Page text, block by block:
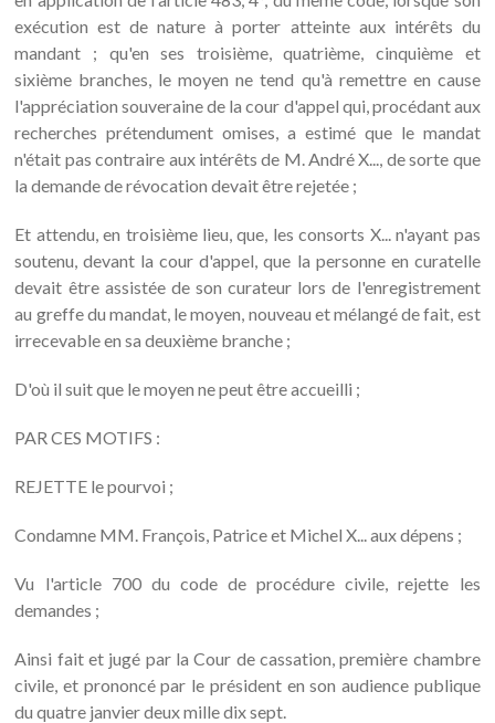
exécution est de nature à porter atteinte aux intérêts du
mandant ; qu'en ses troisième, quatrième, cinquième et
sixième branches, le moyen ne tend qu'à remettre en cause
l'appréciation souveraine de la cour d'appel qui, procédant aux
recherches prétendument omises, a estimé que le mandat
n'était pas contraire aux intérêts de M. André X..., de sorte que
la demande de révocation devait être rejetée ;
Et attendu, en troisième lieu, que, les consorts X... n'ayant pas
soutenu, devant la cour d'appel, que la personne en curatelle
devait être assistée de son curateur lors de l'enregistrement
au greffe du mandat, le moyen, nouveau et mélangé de fait, est
irrecevable en sa deuxième branche ;
D'où il suit que le moyen ne peut être accueilli ;
PAR CES MOTIFS :
REJETTE le pourvoi ;
Condamne MM. François, Patrice et Michel X... aux dépens ;
Vu l'article 700 du code de procédure civile, rejette les
demandes ;
Ainsi fait et jugé par la Cour de cassation, première chambre
civile, et prononcé par le président en son audience publique
du quatre janvier deux mille dix sept.